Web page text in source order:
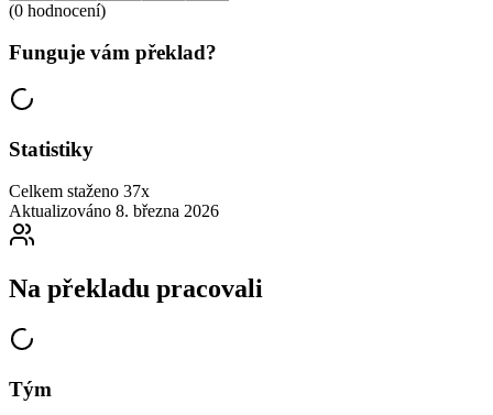
(0 hodnocení)
Funguje vám překlad?
Statistiky
Celkem staženo 37x
Aktualizováno 8. března 2026
Na překladu pracovali
Tým